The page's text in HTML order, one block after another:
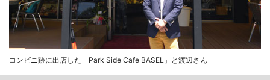
コンビニ跡に出店した「Park Side Cafe BASEL」と渡辺さん